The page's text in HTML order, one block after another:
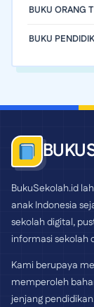
BUKU ORANG
BUKU
BukuSekolah.id
anak Indonesia
sekolah digital,
informasi sekolah
Kami berupaya
memperoleh
jenjang